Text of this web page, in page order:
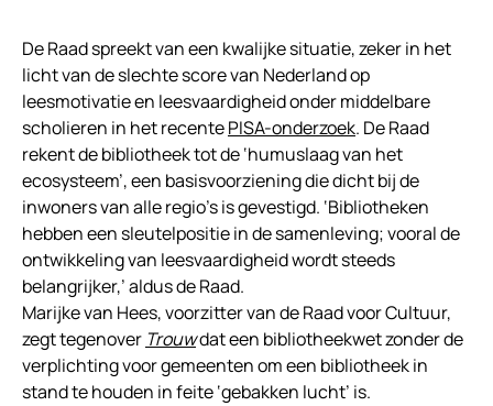
De Raad spreekt van een kwalijke situatie, zeker in het
licht van de slechte score van Nederland op
leesmotivatie en leesvaardigheid onder middelbare
scholieren in het recentePISA-onderzoek. De Raad
rekent de bibliotheek tot de ‘humuslaag van het
ecosysteem’, een basisvoorziening die dicht bij de
inwoners van alle regio’s is gevestigd. ‘Bibliotheken
hebben een sleutelpositie in de samenleving; vooral de
ontwikkeling van leesvaardigheid wordt steeds
belangrijker,’ aldus de Raad.
Marijke van Hees, voorzitter van de Raad voor Cultuur,
zegt tegenover Trouwdat een bibliotheekwet zonder de
verplichting voor gemeenten om een bibliotheek in
stand te houden in feite ‘gebakken lucht’ is.